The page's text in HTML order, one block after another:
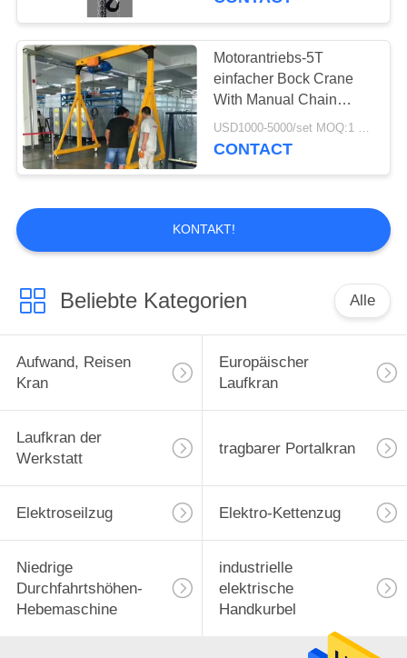
Motorantriebs-5T
einfacher Bock Crane
With Manual Chain
Block
USD1000-5000/set MOQ:1 Satz
CONTACT
KONTAKT!
Beliebte Kategorien Alle
Aufwand, Reisen
Kran
Europäischer
Laufkran
Laufkran der
Werkstatt
tragbarer Portalkran
Elektroseilzug Elektro-Kettenzug
Niedrige
Durchfahrtshöhen-
Hebemaschine
industrielle
elektrische
Handkurbel